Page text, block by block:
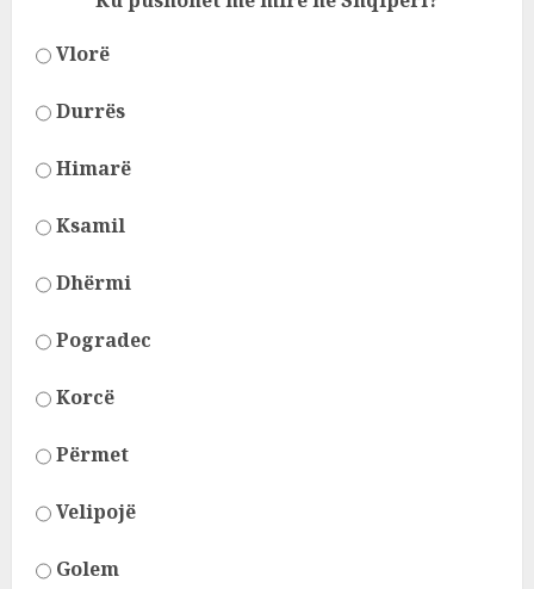
Vlorë
Durrës
Himarë
Ksamil
Dhërmi
Pogradec
Korcë
Përmet
Velipojë
Golem